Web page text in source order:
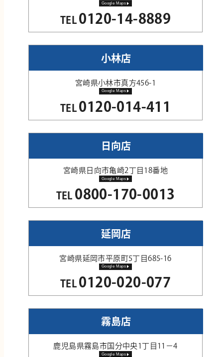
Google Maps
TEL 0120-14-8889
小林店
宮崎県小林市真方456-1
Google Maps
TEL 0120-014-411
日向店
宮崎県日向市亀崎2丁目18番地
Google Maps
TEL 0800-170-0013
延岡店
宮崎県延岡市平原町5丁目685-16
Google Maps
TEL 0120-020-077
霧島店
鹿児島県霧島市国分中央1丁目11−4
Google Maps